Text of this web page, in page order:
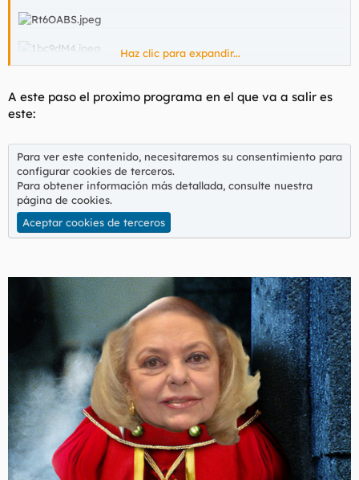
Haz clic para expandir...
A este paso el proximo programa en el que va a salir es
este:
Para ver este contenido, necesitaremos su consentimiento para
configurar cookies de terceros.
Para obtener información más detallada, consulte nuestra
página de cookies.
Aceptar cookies de terceros